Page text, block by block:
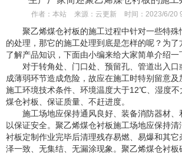
作者： 本站 来源： 云更新 时间： 2023/6/20
聚乙烯煤仓衬板的施工过程中针对一些特殊
的处理，那它的施工处理到底是怎样的呢？为了
了解产品知识，下面由小编来给大家简单介绍一
对于转角处、门口处、预留孔、管道出入
成薄弱环节造成危险，故应在施工时特别留意及
施工环境技术条件、环境温度大于12℃、湿度不
煤仓衬板、保证质量、不赶进度。
施工场地应保持通风良好、装备消防器材、
以保证安全。聚乙烯煤仓衬板施工场地应保持
衬板定制作业完毕后清理残存易燃、易爆和其
泽一致、无集结、无漏涂现象。聚乙烯煤仓衬板